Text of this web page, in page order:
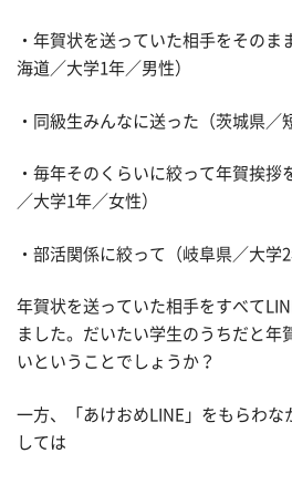
・年賀状を送っていた相手をそのま
海道／大学1年／男性）
・同級生みんなに送った（茨城県／
・毎年そのくらいに絞って年賀挨拶
／大学1年／女性）
・部活関係に絞って（岐阜県／大学2
年賀状を送っていた相手をすべて
ました。だいたい学生のうちだと年
いということでしょうか？
一方、「あけおめLINE」をもらわな
しては